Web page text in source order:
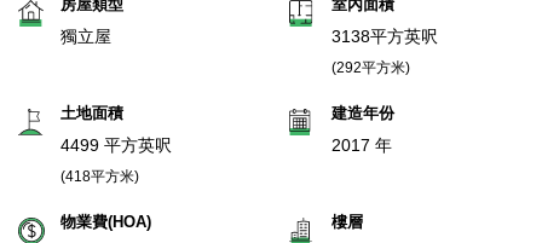
房屋類型
獨立屋
室內面積
3138平方英呎
(292平方米)
土地面積
4499 平方英呎
(418平方米)
建造年份
2017 年
物業費(HOA) 樓層